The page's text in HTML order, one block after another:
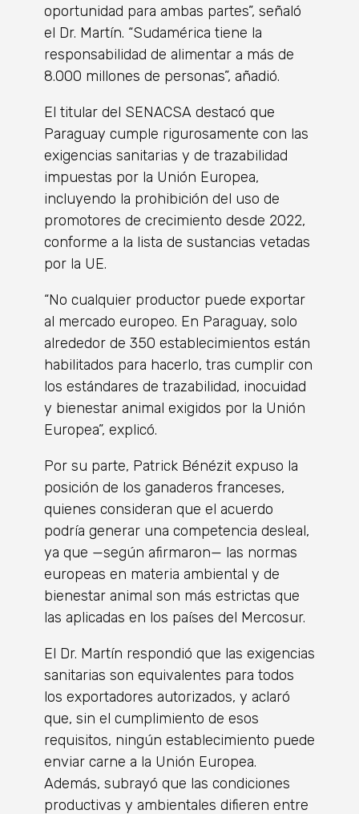
oportunidad para ambas partes”, señaló
el Dr. Martín. “Sudamérica tiene la
responsabilidad de alimentar a más de
8.000 millones de personas”, añadió.
El titular del SENACSA destacó que
Paraguay cumple rigurosamente con las
exigencias sanitarias y de trazabilidad
impuestas por la Unión Europea,
incluyendo la prohibición del uso de
promotores de crecimiento desde 2022,
conforme a la lista de sustancias vetadas
por la UE.
“No cualquier productor puede exportar
al mercado europeo. En Paraguay, solo
alrededor de 350 establecimientos están
habilitados para hacerlo, tras cumplir con
los estándares de trazabilidad, inocuidad
y bienestar animal exigidos por la Unión
Europea”, explicó.
Por su parte, Patrick Bénézit expuso la
posición de los ganaderos franceses,
quienes consideran que el acuerdo
podría generar una competencia desleal,
ya que —según afirmaron— las normas
europeas en materia ambiental y de
bienestar animal son más estrictas que
las aplicadas en los países del Mercosur.
El Dr. Martín respondió que las exigencias
sanitarias son equivalentes para todos
los exportadores autorizados, y aclaró
que, sin el cumplimiento de esos
requisitos, ningún establecimiento puede
enviar carne a la Unión Europea.
Además, subrayó que las condiciones
productivas y ambientales difieren entre